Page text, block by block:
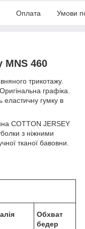
Оплата Умови
MNS 460
трикотажу.
графіка.
гумку в
COTTON JERSEY
з ніжними
тканої бавовни.
Обхват
бедер